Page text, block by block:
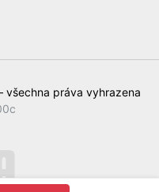
všechna práva vyhrazena